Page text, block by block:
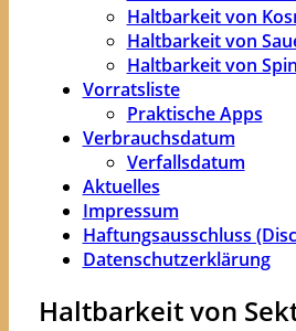
Haltbarkeit von
Haltbarkeit von
Haltbarkeit von
Vorratsliste
Praktische Apps
Verbrauchsdatum
Verfallsdatum
Aktuelles
Impressum
Haftungsausschluss
Datenschutzerklärung
Haltbarkeit von